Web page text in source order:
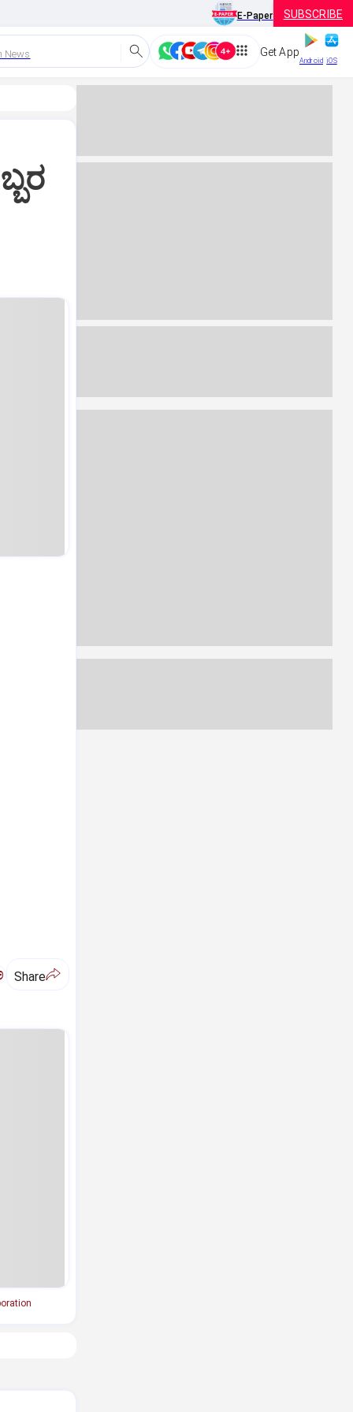
E-Paper SUBSCRIBE
News Get App
Android iOS
Share